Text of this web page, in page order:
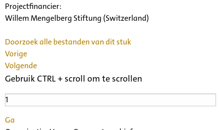
Projectfinancier:
Willem Mengelberg Stiftung (Switzerland)
Doorzoek alle bestanden van dit stuk
Vorige
Volgende
Gebruik CTRL + scroll om te scrollen
Ga